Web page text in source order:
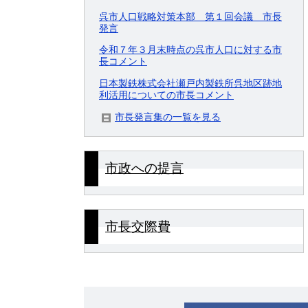
呉市人口戦略対策本部 第１回会議 市長
発言
令和７年３月末時点の呉市人口に対する市
長コメント
日本製鉄株式会社瀬戸内製鉄所呉地区跡地
利活用についての市長コメント
市長発言集の一覧を見る
市政への提言
市長交際費